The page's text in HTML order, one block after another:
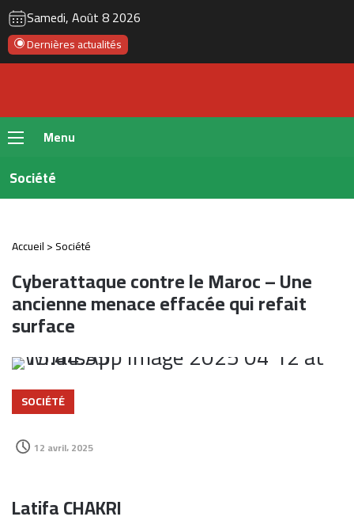
Samedi, Août 8 2026
Dernières actualités
Menu
Société
Accueil>Société
Cyberattaque contre le Maroc – Une
ancienne menace effacée qui refait
surface
SOCIÉTÉ
12 avril، 2025
Latifa CHAKRI